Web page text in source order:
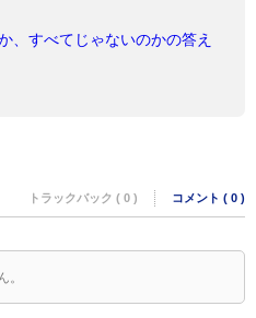
、すべてじゃないのかの答え
トラックバック ( 0 ) コメント ( 0 )
。